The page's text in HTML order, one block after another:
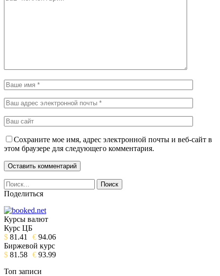
Сохраните мое имя, адрес электронной почты и веб-сайт в
этом браузере для следующего комментария.
Поделиться
Курсы валют
Курс ЦБ
$ 81.41 € 94.06
Биржевой курс
$ 81.58 € 93.99
Топ записи